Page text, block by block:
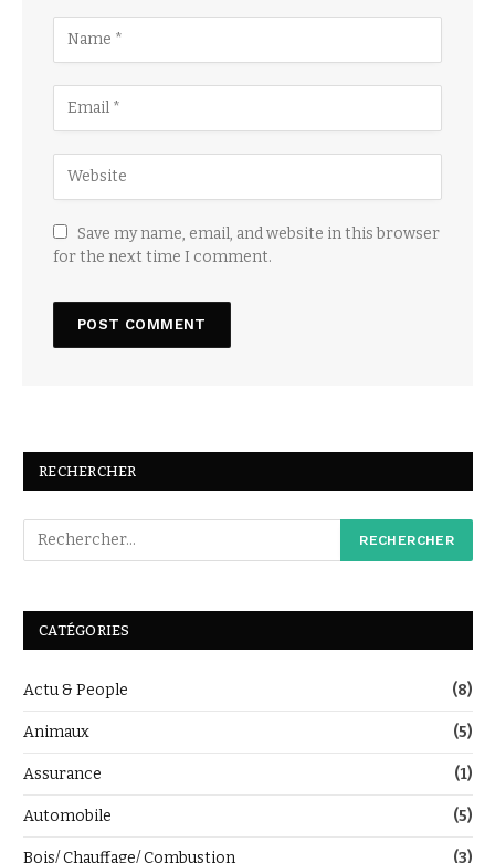
Save my name, email, and website in this browser
for the next time I comment.
RECHERCHER
CATÉGORIES
Actu & People (8)
Animaux (5)
Assurance (1)
Automobile (5)
Bois/ Chauffage/ Combustion (3)